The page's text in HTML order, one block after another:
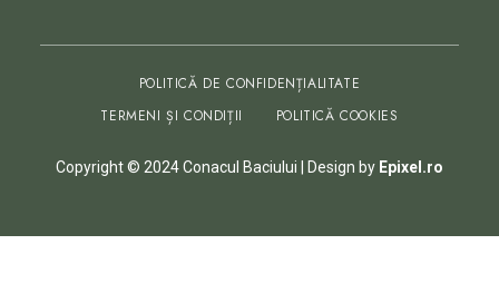
Copyright © 2024 Conacul Baciului | Design by Epixel.ro
POLITICĂ DE CONFIDENȚIALITATE
TERMENI ȘI CONDIȚII
POLITICĂ COOKIES